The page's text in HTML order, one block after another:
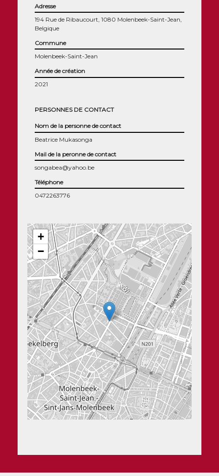
Adresse
194 Rue de Ribaucourt, 1080 Molenbeek-Saint-Jean,
Belgique
Commune
Molenbeek-Saint-Jean
Année de création
2021
PERSONNES DE CONTACT
Nom de la personne de contact
Beatrice Mukasonga
Mail de la peronne de contact
songabea@yahoo.be
Téléphone
0472263776
+
−